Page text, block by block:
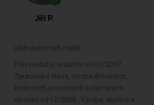
Jiří P.
sádrokartonáři, malíři
Pokrývačství, tesařství od 01/2007 ,
Zpracování dřeva, výroba dřevěných,
korkových, proutěných a slaměných
výrobků od 12/2008 , Výroba, obchod a